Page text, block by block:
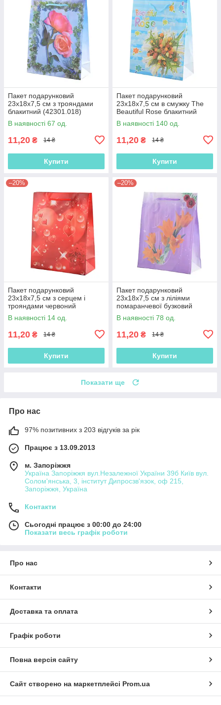
Пакет подарунковий
23х18х7,5 см з трояндами
блакитний (42301.018)
В наявності 67 од.
11,20 ₴ 14 ₴
Купити
Пакет подарунковий
23х18х7,5 см в смужку The
Beautiful Rose блакитний
(42301.019)
В наявності 140 од.
11,20 ₴ 14 ₴
Купити
–20%
Пакет подарунковий
23х18х7,5 см з серцем і
трояндами червоний
(42301.020)
В наявності 14 од.
11,20 ₴ 14 ₴
Купити
–20%
Пакет подарунковий
23х18х7,5 см з ліліями
помаранчевої бузковий
(42301.021)
В наявності 78 од.
11,20 ₴ 14 ₴
Купити
Показати ще
Про нас
97% позитивних з 203 відгуків за рік
Працює з 13.09.2013
м. Запоріжжя
Україна Запоріжжя вул.Незалежної України 39б Київ вул.
Солом'янська, 3, інститут Дипросзв'язок, оф 215,
Запоріжжя, Україна
Контакти
Сьогодні працює з 00:00 до 24:00
Показати весь графік роботи
Про нас
Контакти
Доставка та оплата
Графік роботи
Повна версія сайту
Сайт створено на маркетплейсі Prom.ua